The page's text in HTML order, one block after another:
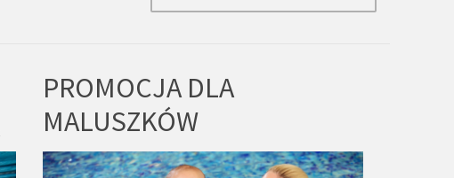
PROMOCJA DLA
MALUSZKÓW